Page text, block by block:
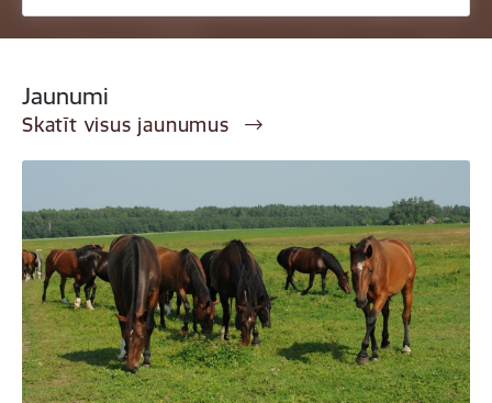
Jaunumi
Skatīt visus jaunumus